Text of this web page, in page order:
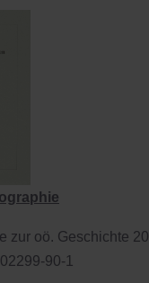
zur oö. Geschichte
90-1